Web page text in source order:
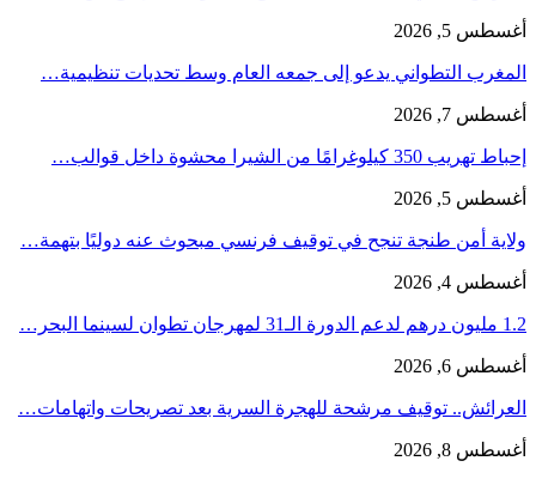
أغسطس 5, 2026
المغرب التطواني يدعو إلى جمعه العام وسط تحديات تنظيمية…
أغسطس 7, 2026
إحباط تهريب 350 كيلوغرامًا من الشيرا محشوة داخل قوالب…
أغسطس 5, 2026
ولاية أمن طنجة تنجح في توقيف فرنسي مبحوث عنه دوليًا بتهمة…
أغسطس 4, 2026
1.2 مليون درهم لدعم الدورة الـ31 لمهرجان تطوان لسينما البحر…
أغسطس 6, 2026
العرائش.. توقيف مرشحة للهجرة السرية بعد تصريحات واتهامات…
أغسطس 8, 2026